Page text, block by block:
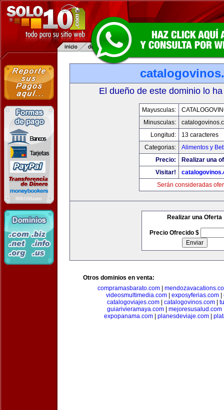
El dueño de este dominio lo
Mayusculas:
Minusculas:
Longitud:
13 caracteres
Categorias:
Alimentos y
Precio:
Realizar una
Visitar!
Serán consideradas
Realizar una Oferta
Precio Ofrecido $
Otros dominios en venta:
compramasbarato.com|
videosmultimedia.com
exposyferias.com
catalogoviajes.com| catalogovinos.com|
guiarivieramaya.com
mejoresusalud.com
expopanama.com| planesdeviaje.com|